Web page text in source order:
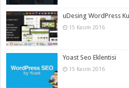
uDesing WordPress
15 Kasım 2016
Yoast Seo Eklentisi
15 Kasım 2016